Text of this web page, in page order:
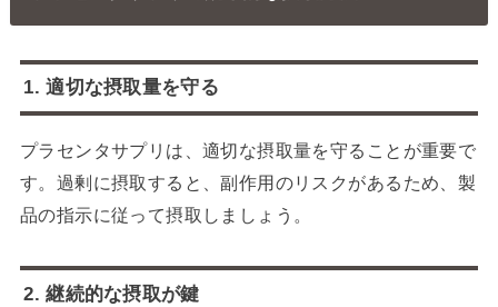
1. 適切な摂取量を守る
プラセンタサプリは、適切な摂取量を守ることが重要で
す。過剰に摂取すると、副作用のリスクがあるため、製
品の指示に従って摂取しましょう。
2. 継続的な摂取が鍵